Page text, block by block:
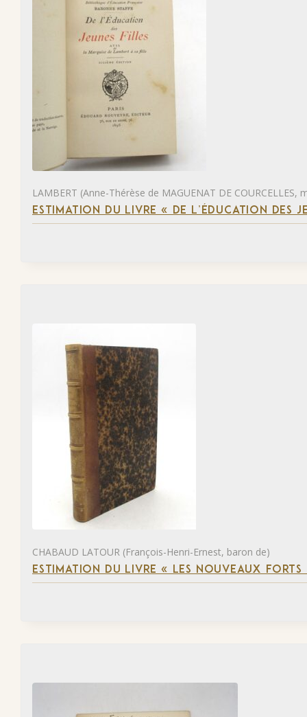
LAMBERT (Anne-Thérèse de MAGUENAT DE COURCELLES,
ESTIMATION DU LIVRE « DE L’ÉDUCATION DES
CHABAUD LATOUR (François-Henri-Ernest, baron de)
ESTIMATION DU LIVRE « LES NOUVEAUX